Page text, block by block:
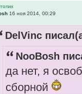
16 ноя 2014, 00:29
DelVinc
NooBosh
да нет, я
сборной